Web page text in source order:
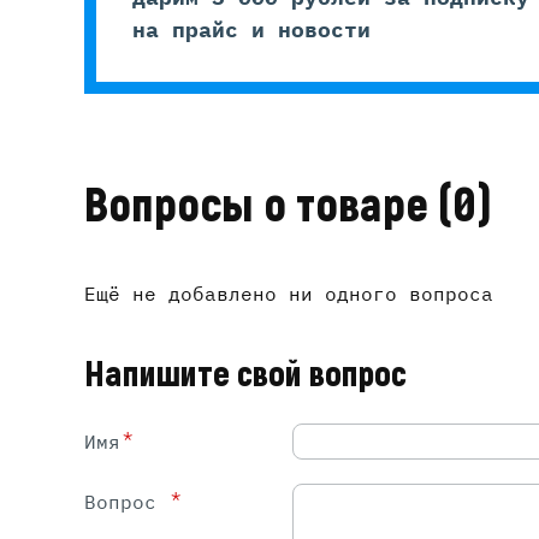
на прайс и новости
Вопросы о товаре (0)
Ещё не добавлено ни одного вопроса
Напишите свой вопрос
Имя *
Вопрос *